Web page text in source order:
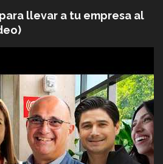
llevar a tu empresa al